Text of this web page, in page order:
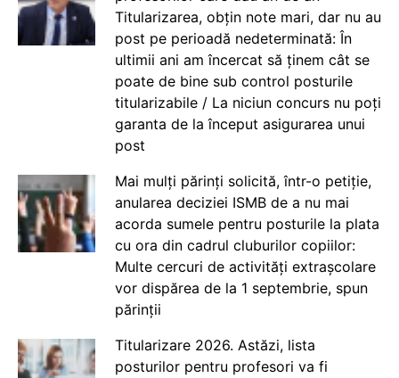
Titularizarea, obțin note mari, dar nu au
post pe perioadă nedeterminată: În
ultimii ani am încercat să ținem cât se
poate de bine sub control posturile
titularizabile / La niciun concurs nu poți
garanta de la început asigurarea unui
post
Mai mulți părinți solicită, într-o petiție,
anularea deciziei ISMB de a nu mai
acorda sumele pentru posturile la plata
cu ora din cadrul cluburilor copiilor:
Multe cercuri de activități extrașcolare
vor dispărea de la 1 septembrie, spun
părinții
Titularizare 2026. Astăzi, lista
posturilor pentru profesori va fi